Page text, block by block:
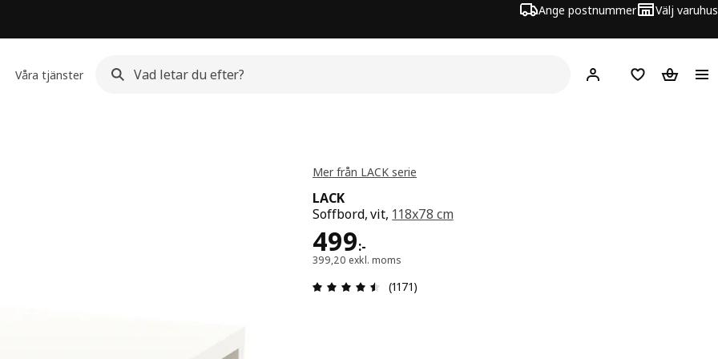
Ange postnummer Välj varuhus
Våra tjänster Hej! Logga inInköpslistaVarukorg
Mer från LACK serie
LACK
Soffbord, vit, 118x78 cm
499:-
Pris 499:-
399,20 exkl. moms
Recension: 4.5 utav 5 stjärnor. Totalt antal recensioner:
(1171)